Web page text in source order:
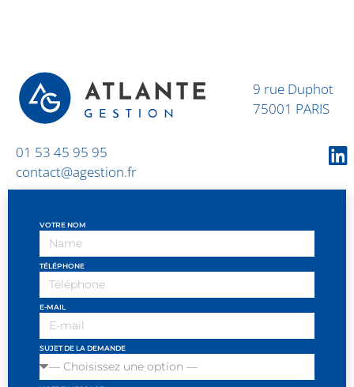
9 rue Duphot
75001 PARIS
01 53 45 95 95
contact@agestion.fr
VOTRE NOM
TÉLÉPHONE
E-MAIL
SUJET DE LA DEMANDE